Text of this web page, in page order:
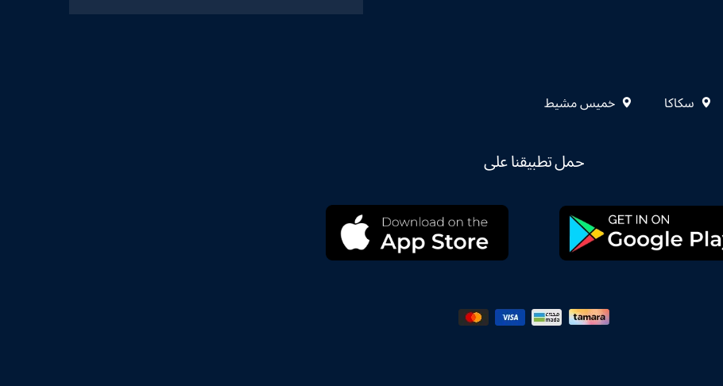
سكاكا خميس مشيط
حمل تطبيقنا على